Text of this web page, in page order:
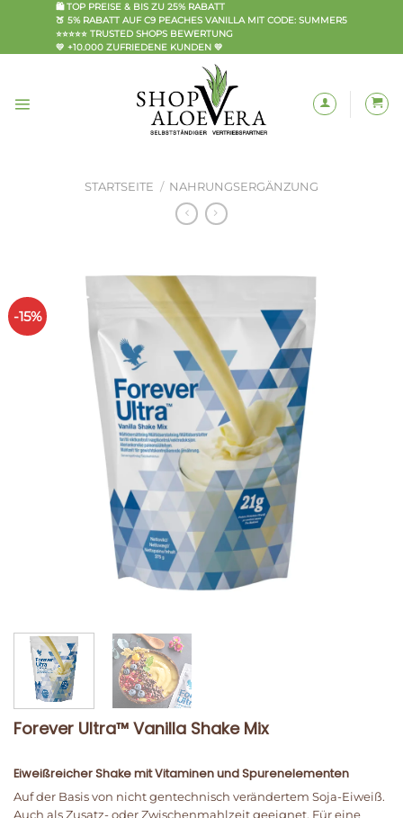
🛍️ TOP PREISE & BIS ZU 25% RABATT
🍑 5% RABATT AUF C9 PEACHES VANILLA MIT CODE: SUMMER5
⭐⭐⭐⭐⭐ TRUSTED SHOPS BEWERTUNG
💛 +10.000 ZUFRIEDENE KUNDEN 💛
STARTSEITE / NAHRUNGSERGÄNZUNG
-15%
Forever Ultra™ Vanilla Shake Mix
Eiweißreicher Shake mit Vitaminen und Spurenelementen
Auf der Basis von nicht gentechnisch verändertem Soja-Eiweiß.
Auch als Zusatz- oder Zwischenmahlzeit geeignet. Für eine